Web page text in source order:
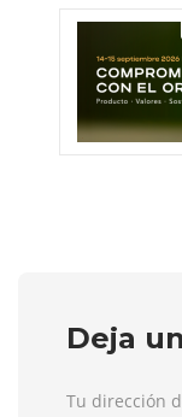
Deja
Tu dirección